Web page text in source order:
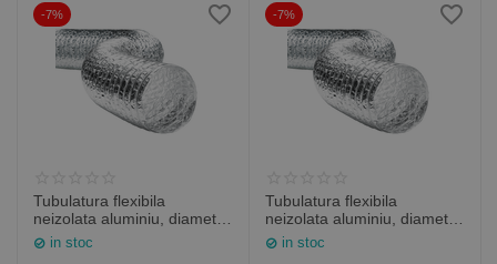
-7%
Tubulatura flexibila
neizolata aluminiu, diametru
160 mm, cutie de 10 m,
ALUAFS 160
in stoc
-7%
Tubulatura flexibila
neizolata aluminiu, diametru
203 mm, cutie de 10 m,
ALUAFS 203
in stoc